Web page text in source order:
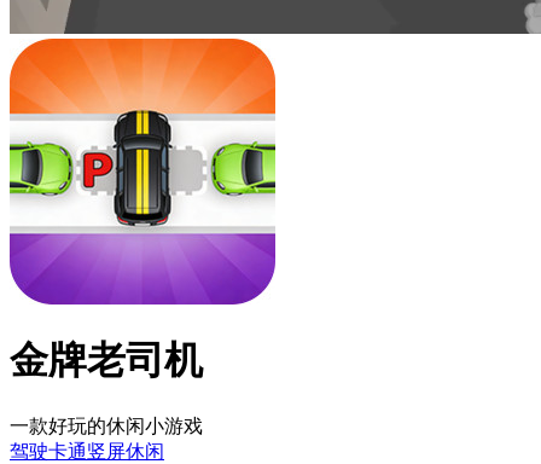
金牌老司机
一款好玩的休闲小游戏
驾驶卡通竖屏休闲